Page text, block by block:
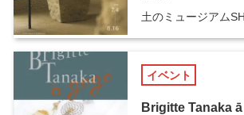
土のミュージアム
イベント
Brigitte Tanaka